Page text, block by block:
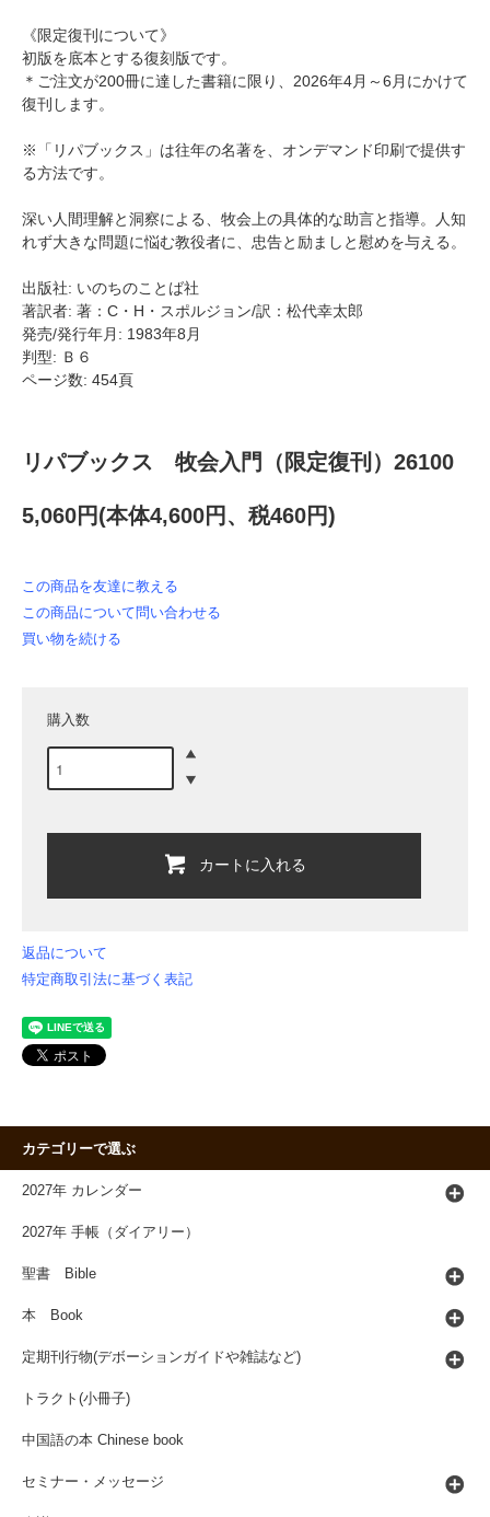
《限定復刊について》
初版を底本とする復刻版です。
＊ご注文が200冊に達した書籍に限り、2026年4月～6月にかけて
復刊します。
※「リパブックス」は往年の名著を、オンデマンド印刷で提供す
る方法です。
深い人間理解と洞察による、牧会上の具体的な助言と指導。人知
れず大きな問題に悩む教役者に、忠告と励ましと慰めを与える。
出版社: いのちのことば社
著訳者: 著：C・H・スポルジョン/訳：松代幸太郎
発売/発行年月: 1983年8月
判型: Ｂ６
ページ数: 454頁
リパブックス 牧会入門（限定復刊）26100
5,060円(本体4,600円、税460円)
この商品を友達に教える
この商品について問い合わせる
買い物を続ける
購入数
カートに入れる
返品について
特定商取引法に基づく表記
カテゴリーで選ぶ
2027年 カレンダー
2027年 手帳（ダイアリー）
聖書 Bible
本 Book
定期刊行物(デボーションガイドや雑誌など)
トラクト(小冊子)
中国語の本 Chinese book
セミナー・メッセージ